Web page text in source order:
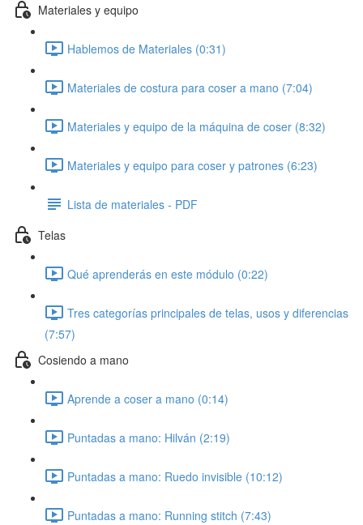
Materiales y equipo
Hablemos de Materiales (0:31)
Materiales de costura para coser a mano (7:04)
Materiales y equipo de la máquina de coser (8:32)
Materiales y equipo para coser y patrones (6:23)
Lista de materiales - PDF
Telas
Qué aprenderás en este módulo (0:22)
Tres categorías principales de telas, usos y diferencias
(7:57)
Cosiendo a mano
Aprende a coser a mano (0:14)
Puntadas a mano: Hilván (2:19)
Puntadas a mano: Ruedo invisible (10:12)
Puntadas a mano: Running stitch (7:43)